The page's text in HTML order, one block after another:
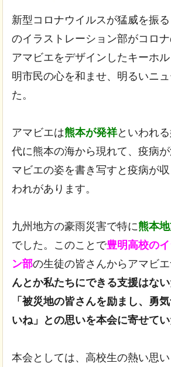
新型コロナウイルスが猛威を振
のイラストレーション部がコロナ
アマビエをデザインしたキーホ
明市民の心を和ませ、明るいニ
た。
アマビエは熊本が発祥といわれ
代に熊本の海から現れて、疫病
マビエの姿を書き写すと疫病が
われがあります。
九州地方の豪雨災害で特に熊本
でした。このことで豊明高校の
ン部の生徒の皆さんからアマビ
んとか私たちにできる支援はない
「被災地の皆さんを励まし、勇
いね」との思いを本会に寄せて
本会としては、高校生の熱い思